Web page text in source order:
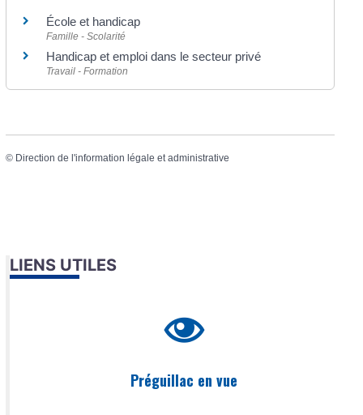
École et handicap
Famille - Scolarité
Handicap et emploi dans le secteur privé
Travail - Formation
© Direction de l'information légale et administrative
LIENS UTILES
Préguillac en vue